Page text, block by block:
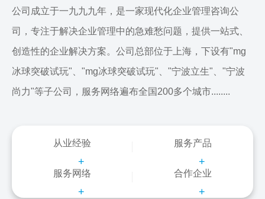
公司成立于一九九九年，是一家现代化企业管理咨询公
司，专注于解决企业管理中的急难愁问题，提供一站式、
创造性的企业解决方案。公司总部位于上海，下设有"mg
冰球突破试玩"、"mg冰球突破试玩"、"宁波立生"、"宁波
尚力"等子公司，服务网络遍布全国200多个城市........
从业经验
+
服务产品
+
服务网络
+
合作企业
+